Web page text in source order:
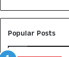
Popular Posts